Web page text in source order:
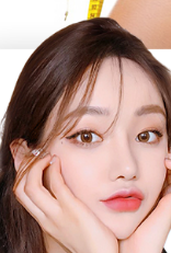
作用有哪些?
后会出现皮瓣坏死。
重出血，破坏皮肤血